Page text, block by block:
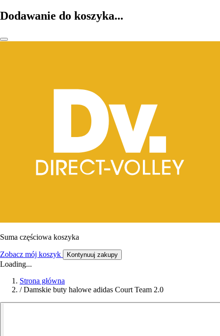
Dodawanie do koszyka...
Suma częściowa koszyka
Zobacz mój koszyk Kontynuuj zakupy
Loading...
Strona główna
/ Damskie buty halowe adidas Court Team 2.0